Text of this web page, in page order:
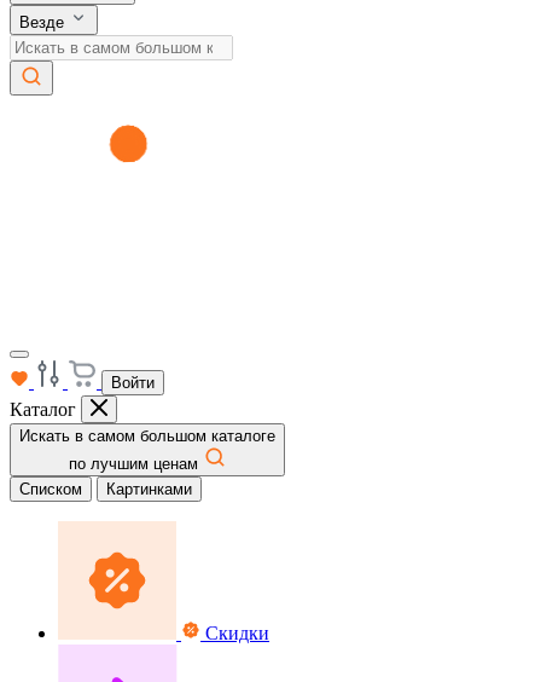
Везде
Войти
Каталог
Искать в самом большом каталоге
по лучшим ценам
Списком
Картинками
Скидки